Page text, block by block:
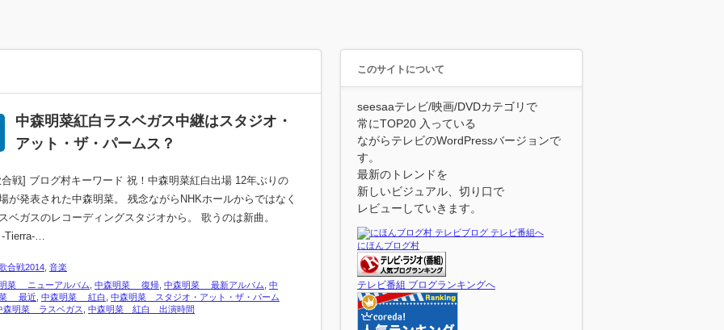
中森明菜紅白ラスベガス中継はスタジオ・
アット・ザ・パームス？
合戦] ブログ村キーワード 祝！中森明菜紅白出場 12年ぶりの
が発表された中森明菜。 残念ながらNHKホールからではなく
ベガスのレコーディングスタジオから。 歌うのは新曲。
-Tierra-…
合戦2014 音楽
菜 ニューアルバム 中森明菜 復帰 中森明菜 最新アルバム 中
最近 中森明菜 紅白
中森明菜 スタジオ・アット・ザ・パーム
森明菜 ラスベガス 中森明菜 紅白 出演時間
このサイトについて
seesaaテレビ/映画/DVDカテゴリで
常にTOP20 入っている
ながらテレビのWordPressバージョンで
す。
最新のトレンドを
新しいビジュアル、切り口で
レビューしていきます。
にほんブログ村
テレビ番組 ブログランキングへ